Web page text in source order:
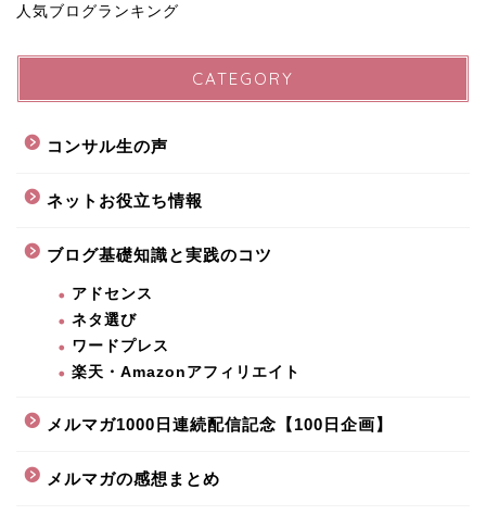
人気ブログランキング
CATEGORY
コンサル生の声
ネットお役立ち情報
ブログ基礎知識と実践のコツ
アドセンス
ネタ選び
ワードプレス
楽天・Amazonアフィリエイト
メルマガ1000日連続配信記念【100日企画】
メルマガの感想まとめ